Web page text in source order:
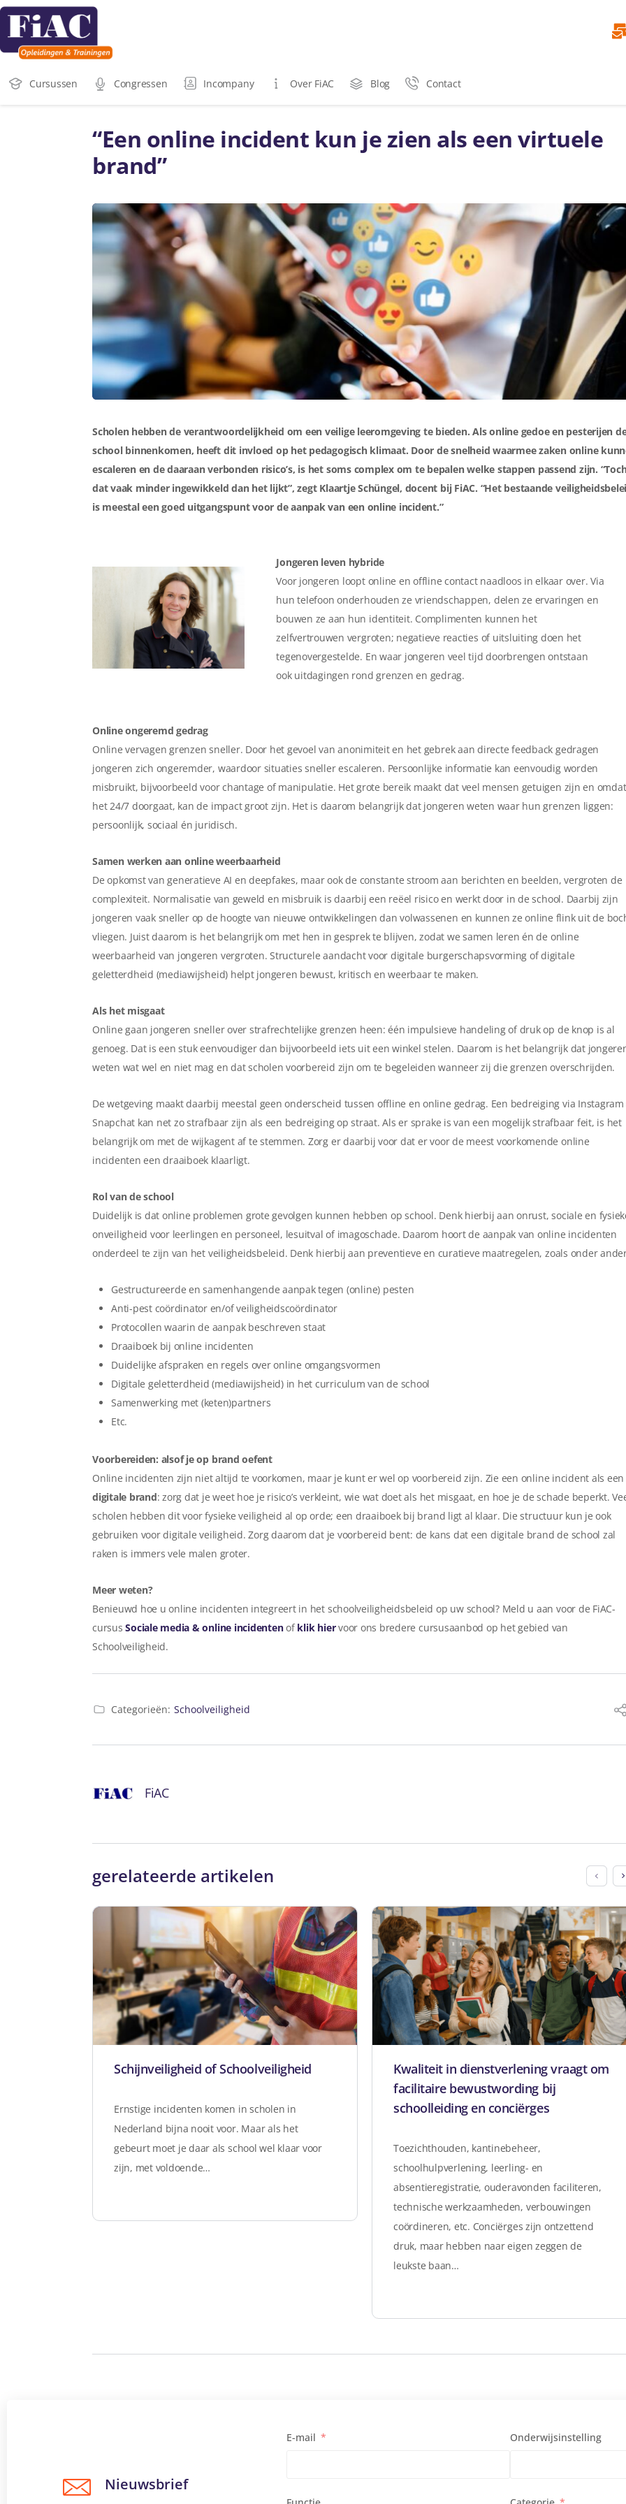
Cursussen Congressen Incompany Over FiAC Blog Contact
“Een online incident kun je zien als een virtuele
brand”
Scholen hebben de verantwoordelijkheid om een veilige leeromgeving te bieden. Als online gedoe en pesterijen
school binnenkomen, heeft dit invloed op het pedagogisch klimaat. Door de snelheid waarmee zaken online
escaleren en de daaraan verbonden risico’s, is het soms complex om te bepalen welke stappen passend zijn.
dat vaak minder ingewikkeld dan het lijkt”, zegt Klaartje Schüngel, docent bij FiAC. “Het bestaande
is meestal een goed uitgangspunt voor de aanpak van een online incident.”
Jongeren leven hybride
Voor jongeren loopt online en offline contact naadloos in elkaar over. Via
hun telefoon onderhouden ze vriendschappen, delen ze ervaringen en
bouwen ze aan hun identiteit. Complimenten kunnen het
zelfvertrouwen vergroten; negatieve reacties of uitsluiting doen het
tegenovergestelde. En waar jongeren veel tijd doorbrengen ontstaan
ook uitdagingen rond grenzen en gedrag.
Online ongeremd gedrag
Online vervagen grenzen sneller. Door het gevoel van anonimiteit en het gebrek aan directe feedback gedragen
jongeren zich ongeremder, waardoor situaties sneller escaleren. Persoonlijke informatie kan eenvoudig worden
misbruikt, bijvoorbeeld voor chantage of manipulatie. Het grote bereik maakt dat veel mensen getuigen zijn en omdat
het 24/7 doorgaat, kan de impact groot zijn. Het is daarom belangrijk dat jongeren weten waar hun grenzen liggen:
persoonlijk, sociaal én juridisch.
Samen werken aan online weerbaarheid
De opkomst van generatieve AI en deepfakes, maar ook de constante stroom aan berichten en beelden, vergroten de
complexiteit. Normalisatie van geweld en misbruik is daarbij een reëel risico en werkt door in de school. Daarbij zijn
jongeren vaak sneller op de hoogte van nieuwe ontwikkelingen dan volwassenen en kunnen ze online flink uit de
vliegen. Juist daarom is het belangrijk om met hen in gesprek te blijven, zodat we samen leren én de online
weerbaarheid van jongeren vergroten. Structurele aandacht voor digitale burgerschapsvorming of digitale
geletterdheid (mediawijsheid) helpt jongeren bewust, kritisch en weerbaar te maken.
Als het misgaat
Online gaan jongeren sneller over strafrechtelijke grenzen heen: één impulsieve handeling of druk op de knop is al
genoeg. Dat is een stuk eenvoudiger dan bijvoorbeeld iets uit een winkel stelen. Daarom is het belangrijk dat
weten wat wel en niet mag en dat scholen voorbereid zijn om te begeleiden wanneer zij die grenzen overschrijden.
De wetgeving maakt daarbij meestal geen onderscheid tussen offline en online gedrag. Een bedreiging via
Snapchat kan net zo strafbaar zijn als een bedreiging op straat. Als er sprake is van een mogelijk strafbaar feit, is het
belangrijk om met de wijkagent af te stemmen. Zorg er daarbij voor dat er voor de meest voorkomende online
incidenten een draaiboek klaarligt.
Rol van de school
Duidelijk is dat online problemen grote gevolgen kunnen hebben op school. Denk hierbij aan onrust, sociale en
onveiligheid voor leerlingen en personeel, lesuitval of imagoschade. Daarom hoort de aanpak van online incidenten
onderdeel te zijn van het veiligheidsbeleid. Denk hierbij aan preventieve en curatieve maatregelen, zoals onder
Gestructureerde en samenhangende aanpak tegen (online) pesten
Anti-pest coördinator en/of veiligheidscoördinator
Protocollen waarin de aanpak beschreven staat
Draaiboek bij online incidenten
Duidelijke afspraken en regels over online omgangsvormen
Digitale geletterdheid (mediawijsheid) in het curriculum van de school
Samenwerking met (keten)partners
Etc.
Voorbereiden: alsof je op brand oefent
Online incidenten zijn niet altijd te voorkomen, maar je kunt er wel op voorbereid zijn. Zie een online incident als een
digitale brand: zorg dat je weet hoe je risico’s verkleint, wie wat doet als het misgaat, en hoe je de schade beperkt.
scholen hebben dit voor fysieke veiligheid al op orde; een draaiboek bij brand ligt al klaar. Die structuur kun je ook
gebruiken voor digitale veiligheid. Zorg daarom dat je voorbereid bent: de kans dat een digitale brand de school zal
raken is immers vele malen groter.
Meer weten?
Benieuwd hoe u online incidenten integreert in het schoolveiligheidsbeleid op uw school? Meld u aan voor de FiAC-
cursusSociale media & online incidentenofklik hiervoor ons bredere cursusaanbod op het gebied van
Schoolveiligheid.
Categorieën: Schoolveiligheid
FiAC
gerelateerde artikelen
Schijnveiligheid of Schoolveiligheid
Ernstige incidenten komen in scholen in
Nederland bijna nooit voor. Maar als het
gebeurt moet je daar als school wel klaar voor
zijn, met voldoende…
Kwaliteit in dienstverlening vraagt om
facilitaire bewustwording bij
schoolleiding en conciërges
Toezichthouden, kantinebeheer,
schoolhulpverlening, leerling- en
absentieregistratie, ouderavonden faciliteren,
technische werkzaamheden, verbouwingen
coördineren, etc. Conciërges zijn ontzettend
druk, maar hebben naar eigen zeggen de
leukste baan…
Nieuwsbrief
E-mail Onderwijsinstelling